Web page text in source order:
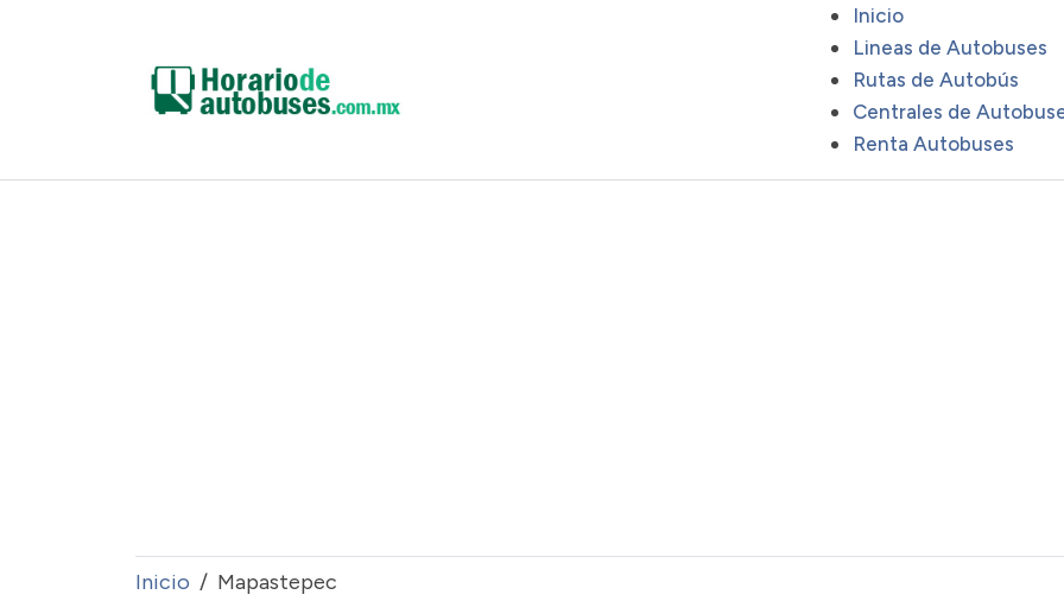
Inicio
Lineas de Autobuses
Rutas de Autobús
Centrales de
Renta Autobuses
Inicio Mapastepec